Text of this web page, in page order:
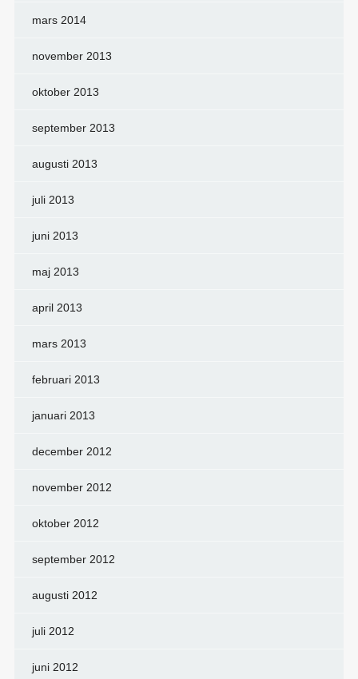
mars 2014
november 2013
oktober 2013
september 2013
augusti 2013
juli 2013
juni 2013
maj 2013
april 2013
mars 2013
februari 2013
januari 2013
december 2012
november 2012
oktober 2012
september 2012
augusti 2012
juli 2012
juni 2012